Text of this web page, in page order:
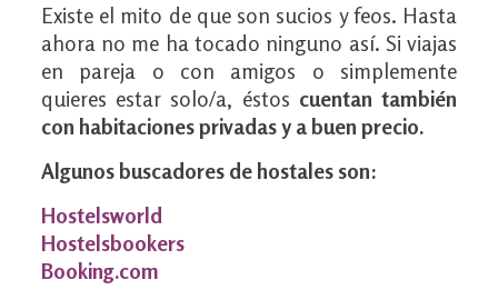
Existe el mito de que son sucios y feos. Hasta
ahora no me ha tocado ninguno así. Si viajas
en pareja o con amigos o simplemente
quieres estar solo/a, éstos cuentan también
con habitaciones privadas y a buen precio.
Algunos buscadores de hostales son:
Hostelsworld
Hostelsbookers
Booking.com